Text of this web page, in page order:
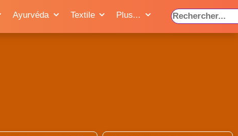
Ayurvéda Textile Plus...